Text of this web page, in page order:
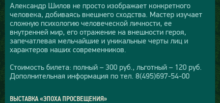
Александр Шилов не просто изображает конкретного
человека, добиваясь внешнего сходства. Мастер изучает
сложную психологию человеческой личности, ее
внутренней мир, его отражение на внешности героя,
запечатлевая мельчайшие и уникальные черты лиц и
характеров наших современников.
Стоимость билета: полный – 300 руб., льготный – 120 руб.
Дополнительная информация по тел. 8(495)697-54-00
ВЫСТАВКА «ЭПОХА ПРОСВЕЩЕНИЯ»